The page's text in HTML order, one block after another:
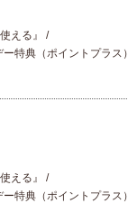
える』
特典（ポイントプラス）
える』
特典（ポイントプラス）